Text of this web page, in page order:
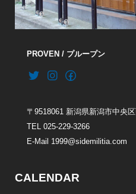
PROVEN / プループン
〒9518061 新潟県新潟市中央
TEL 025-229-3266
E-Mail 1999@sidemilitia.com
CALENDAR